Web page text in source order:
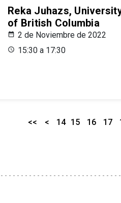
Reka Juhazs,
of British Columbia
2 de Noviembre de 2022
15:30 a 17:30
<< < 14 15 16 17